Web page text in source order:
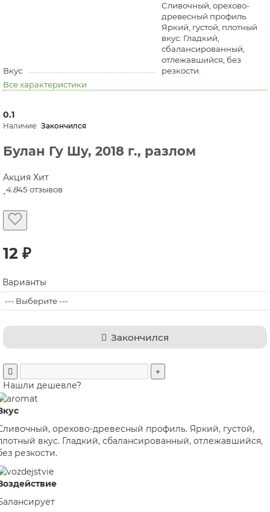
Вкус
Сливочный, орехово-
древесный профиль.
Яркий, густой, плотный
вкус. Гладкий,
сбалансированный,
отлежавшийся, без
резкости.
Все характеристики
0.1
Закончился
Булан Гу Шу, 2018 г., разлом
Акция Хит
4.845 отзывов
12 ₽
Варианты
Закончился
Нашли дешевле?
орехово-древесный профиль. Яркий, густой,
вкус. Гладкий, сбалансированный, отлежавшийся,
резкости.